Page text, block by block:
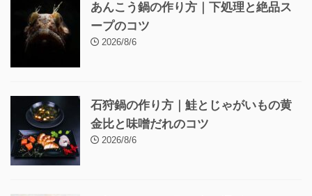
あんこう鍋の作り方｜下処理と絶品ス
ープのコツ
2026/8/6
石狩鍋の作り方｜鮭とじゃがいもの黄
金比と味噌だれのコツ
2026/8/6